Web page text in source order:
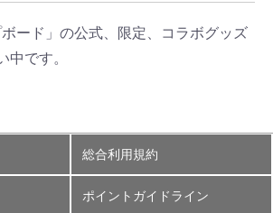
ボード」の公式、限定、コラボグッズ
中です。
総合利用規約
ポイントガイドライン